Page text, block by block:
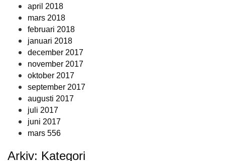
april 2018
mars 2018
februari 2018
januari 2018
december 2017
november 2017
oktober 2017
september 2017
augusti 2017
juli 2017
juni 2017
mars 556
Arkiv: Kategori